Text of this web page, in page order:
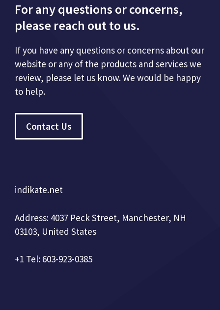
For any questions or concerns,
please reach out to us.
If you have any questions or concerns about our
website or any of the products and services we
review, please let us know. We would be happy
to help.
Contact Us
indikate.net
Address: 4037 Peck Street, Manchester, NH
03103, United States
+1 Tel: 603-923-0385